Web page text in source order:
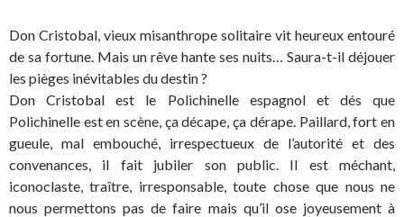
Don Cristobal, vieux misanthrope solitaire vit heureux entouré
de sa fortune. Mais un rêve hante ses nuits… Saura-t-il déjouer
les pièges inévitables du destin ?
Don Cristobal est le Polichinelle espagnol et dés que
Polichinelle est en scène, ça décape, ça dérape. Paillard, fort en
gueule, mal embouché, irrespectueux de l’autorité et des
convenances, il fait jubiler son public. Il est méchant,
iconoclaste, traître, irresponsable, toute chose que nous ne
nous permettons pas de faire mais qu’il ose joyeusement à